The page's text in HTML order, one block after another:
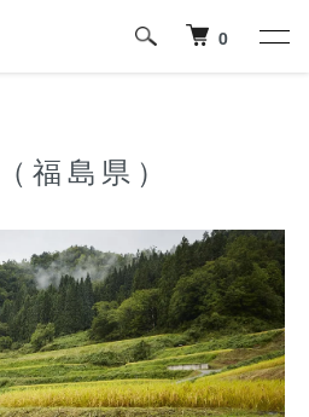
0
福島県）